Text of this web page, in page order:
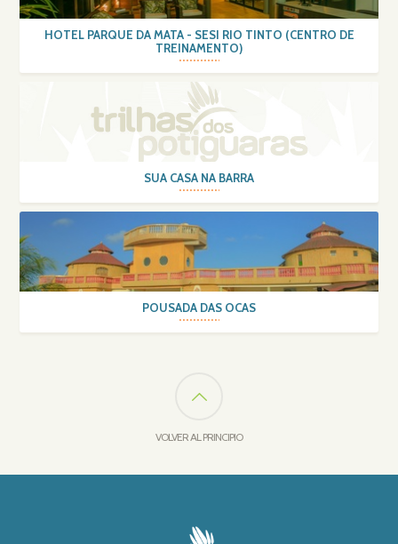
HOTEL PARQUE DA MATA - SESI RIO TINTO (CENTRO DE
TREINAMENTO)
SUA CASA NA BARRA
POUSADA DAS OCAS
VOLVER AL PRINCIPIO